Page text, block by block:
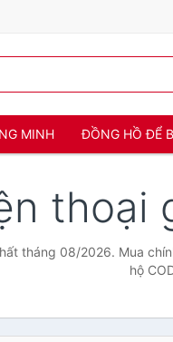
MINH ĐỒNG HỒ ĐỂ
thoại
tháng 08/2026. Mua
hộ